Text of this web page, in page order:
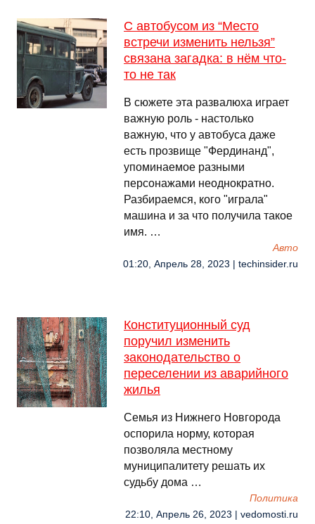
С автобусом из “Место
встречи изменить нельзя”
связана загадка: в нём что-
то не так
В сюжете эта развалюха играет
важную роль - настолько
важную, что у автобуса даже
есть прозвище "Фердинанд",
упоминаемое разными
персонажами неоднократно.
Разбираемся, кого "играла"
машина и за что получила такое
имя. …
Авто
01:20, Апрель 28, 2023 | techinsider.ru
Конституционный суд
поручил изменить
законодательство о
переселении из аварийного
жилья
Семья из Нижнего Новгорода
оспорила норму, которая
позволяла местному
муниципалитету решать их
судьбу дома …
Политика
22:10, Апрель 26, 2023 | vedomosti.ru